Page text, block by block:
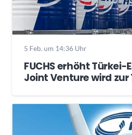
5 Feb. um 14:36 Uhr
FUCHS erhöht
Joint Venture wird